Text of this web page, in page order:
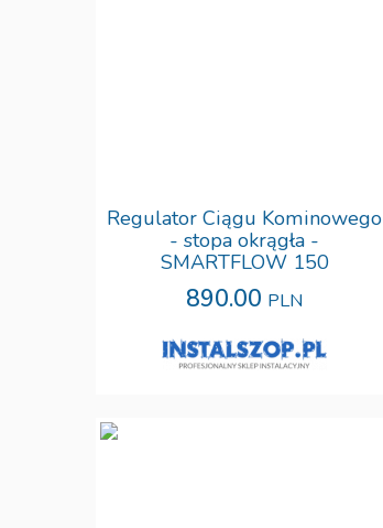
Regulator Ciągu Kominowego
- stopa okrągła -
SMARTFLOW 150
890.00 PLN